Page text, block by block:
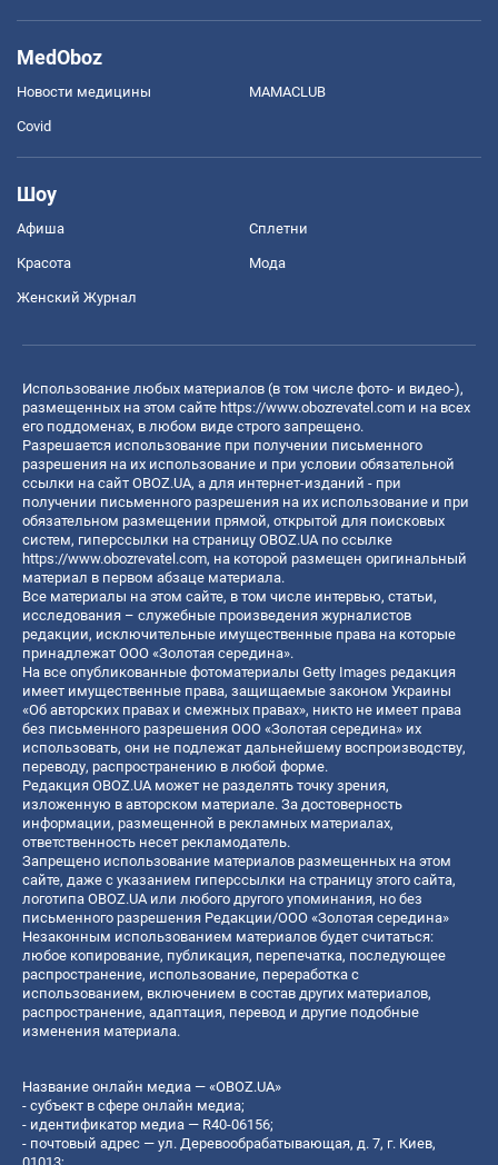
MedOboz
Новости медицины MAMACLUB
Covid
Шоу
Афиша Сплетни
Красота Мода
Женский Журнал
Использование любых материалов (в том числе фото- и видео-),
размещенных на этом сайте https://www.obozrevatel.com и на всех
его поддоменах, в любом виде строго запрещено.
Разрешается использование при получении письменного
разрешения на их использование и при условии обязательной
ссылки на сайт OBOZ.UA, а для интернет-изданий - при
получении письменного разрешения на их использование и при
обязательном размещении прямой, открытой для поисковых
систем, гиперссылки на страницу OBOZ.UA по ссылке
https://www.obozrevatel.com, на которой размещен оригинальный
материал в первом абзаце материала.
Все материалы на этом сайте, в том числе интервью, статьи,
исследования – служебные произведения журналистов
редакции, исключительные имущественные права на которые
принадлежат ООО «Золотая середина».
На все опубликованные фотоматериалы Getty Images редакция
имеет имущественные права, защищаемые законом Украины
«Об авторских правах и смежных правах», никто не имеет права
без письменного разрешения ООО «Золотая середина» их
использовать, они не подлежат дальнейшему воспроизводству,
переводу, распространению в любой форме.
Редакция OBOZ.UA может не разделять точку зрения,
изложенную в авторском материале. За достоверность
информации, размещенной в рекламных материалах,
ответственность несет рекламодатель.
Запрещено использование материалов размещенных на этом
сайте, даже с указанием гиперссылки на страницу этого сайта,
логотипа OBOZ.UA или любого другого упоминания, но без
письменного разрешения Редакции/ООО «Золотая середина»
Незаконным использованием материалов будет считаться:
любое копирование, публикация, перепечатка, последующее
распространение, использование, переработка с
использованием, включением в состав других материалов,
распространение, адаптация, перевод и другие подобные
изменения материала.
Название онлайн медиа — «OBOZ.UA»
- субъект в сфере онлайн медиа;
- идентификатор медиа — R40-06156;
- почтовый адрес — ул. Деревообрабатывающая, д. 7, г. Киев,